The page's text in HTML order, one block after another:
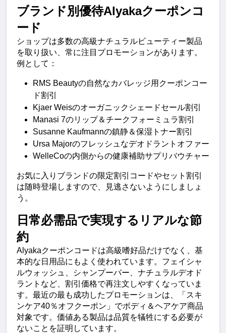
ブランド別優待Alyakaクーポンコ
ード
ショップは多数の高級ナチュラルビューティー製品
を取り扱い、常に注目プロモーションがあります。
例として：
RMS Beautyの自然なカバレッジ用クーポンコー
ド割引
Kjaer Weisのオーガニックシェードセール割引
Manasi 7のリップ＆チークフォーミュラ割引
Susanne Kaufmannの鎮静＆保湿トナー割引
Ursa Majorのフレッシュなデオドラントオファー
WelleCoの内側からの健康補助サプリバウチャー
お気に入りブランドの限定割引コードやセット割引
は随時登場しますので、見逃さないようにしましょ
う。
日常必需品で実現するリアルな節
約
Alyakaクーポンコードは高級嗜好品だけでなく、基
本的な日用品にもよく使われています。フェイシャ
ルウォッシュ、シャンプーバー、ナチュラルデオド
ラントなど、割引価格で再注文しやすくなっていま
す。最近の最も成功したプロモーションは、「スキ
ンケア40％オフクーポン」でボディ＆ヘアケア商品
対象です。価値ある製品は品質を犠牲にする必要が
ないことを証明しています。